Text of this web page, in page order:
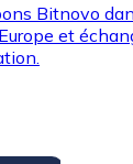
Bitnovo
et